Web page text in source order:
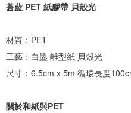
蒼藍 PET 紙膠帶 貝殼光
材質：PET
工藝：白墨 離型紙 貝殼光
尺寸：6.5cm x 5m 循環長度
關於和紙與PET